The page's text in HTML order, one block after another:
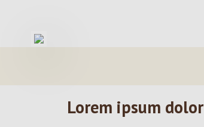
Lorem ipsum dolor